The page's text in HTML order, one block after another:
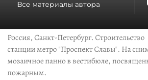
Все материалы автора
Россия, Санкт-Петербург. Строительство
станции метро "Проспект Славы". На
мозаичное панно в вестибюле,
пожарным.